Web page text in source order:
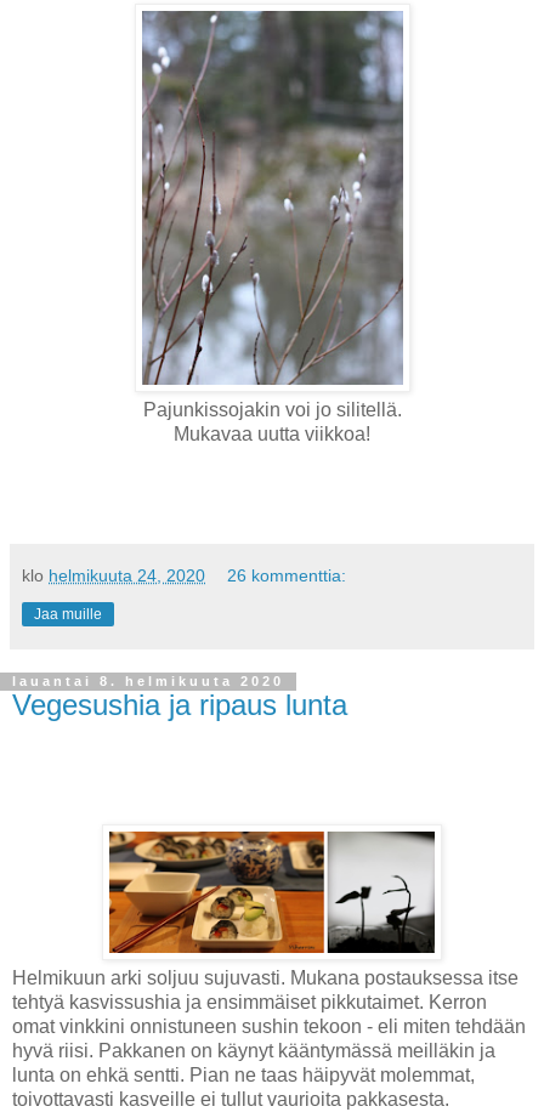
Pajunkissojakin voi jo silitellä.
Mukavaa uutta viikkoa!
klo helmikuuta 24, 2020 26 kommenttia:
Jaa muille
lauantai 8. helmikuuta 2020
Vegesushia ja ripaus lunta
Helmikuun arki soljuu sujuvasti. Mukana postauksessa itse
tehtyä kasvissushia ja ensimmäiset pikkutaimet. Kerron
omat vinkkini onnistuneen sushin tekoon - eli miten tehdään
hyvä riisi. Pakkanen on käynyt kääntymässä meilläkin ja
lunta on ehkä sentti. Pian ne taas häipyvät molemmat,
toivottavasti kasveille ei tullut vaurioita pakkasesta.